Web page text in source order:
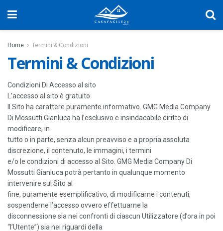
Home Termini & Condizioni
Termini & Condizioni
Condizioni Di Accesso al sito
L’accesso al sito è gratuito.
Il Sito ha carattere puramente informativo. GMG Media Company
Di Mossutti Gianluca ha l’esclusivo e insindacabile diritto di
modificare, in
tutto o in parte, senza alcun preavviso e a propria assoluta
discrezione, il contenuto, le immagini, i termini
e/o le condizioni di accesso al Sito. GMG Media Company Di
Mossutti Gianluca potrà pertanto in qualunque momento
intervenire sul Sito al
fine, puramente esemplificativo, di modificarne i contenuti,
sospenderne l’accesso ovvero effettuarne la
disconnessione sia nei confronti di ciascun Utilizzatore (d’ora in poi
“l’Utente”) sia nei riguardi della